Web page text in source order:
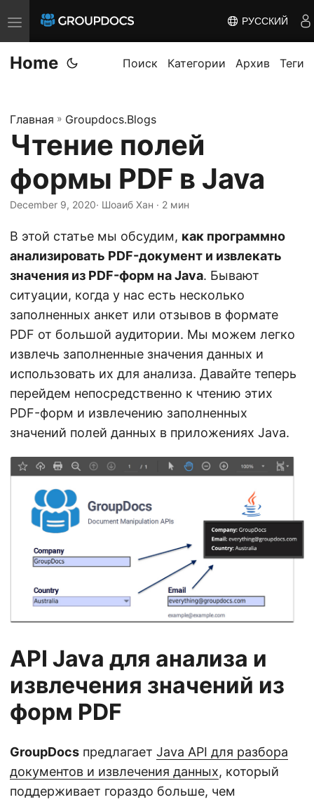
T
o
g
e
n
v
i
a
t
i
o
n
РУССКИЙ
Home Поиск Категории Архив Теги
Главная » Groupdocs.Blogs
Чтение полей
формы PDF в Java
December 9, 2020· Шоаиб Хан · 2 мин
В этой статье мы обсудим, как программно
анализировать PDF-документ и извлекать
значения из PDF-форм на Java. Бывают
ситуации, когда у нас есть несколько
заполненных анкет или отзывов в формате
PDF от большой аудитории. Мы можем легко
извлечь заполненные значения данных и
использовать их для анализа. Давайте теперь
перейдем непосредственно к чтению этих
PDF-форм и извлечению заполненных
значений полей данных в приложениях Java.
API Java для анализа и
извлечения значений из
форм PDF
GroupDocs предлагает Java API для разбора
документов и извлечения данных, который
поддерживает гораздо больше, чем